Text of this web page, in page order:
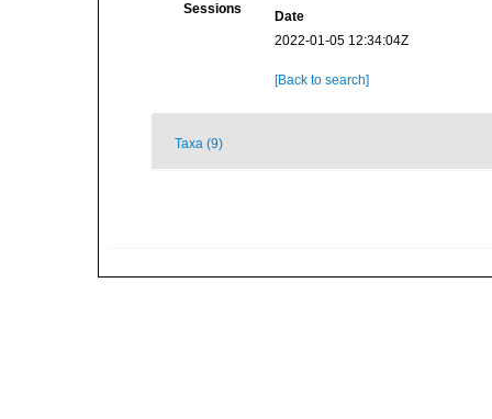
Sessions
Date
2022-01-05 12:34:04Z
[Back to search]
Taxa (9)